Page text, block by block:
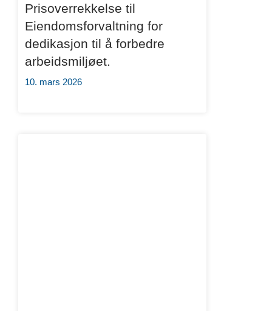
Prisoverrekkelse til
Eiendomsforvaltning for
dedikasjon til å forbedre
arbeidsmiljøet.
10. mars 2026